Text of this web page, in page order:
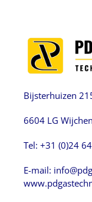
Bijsterhuizen
6604 LG Wijchen
Tel: +31 (0)24
E-mail: